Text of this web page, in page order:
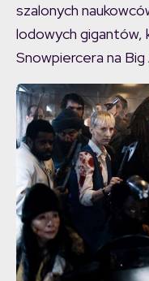
szalonych
lodowych gigantów,
Snowpiercera na Big